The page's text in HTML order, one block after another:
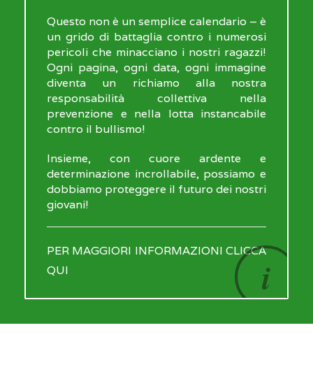
Questo non è un semplice calendario – è
un grido di battaglia contro i numerosi
pericoli che minacciano i nostri ragazzi!
Ogni pagina, ogni data, ogni immagine
diventa un richiamo alla nostra
responsabilità collettiva nella
prevenzione e nella lotta instancabile
contro il bullismo!
Insieme, con cuore ardente e
determinazione incrollabile, possiamo e
dobbiamo proteggere il futuro dei nostri
giovani!
PER MAGGIORI INFORMAZIONI CLICCA
QUI